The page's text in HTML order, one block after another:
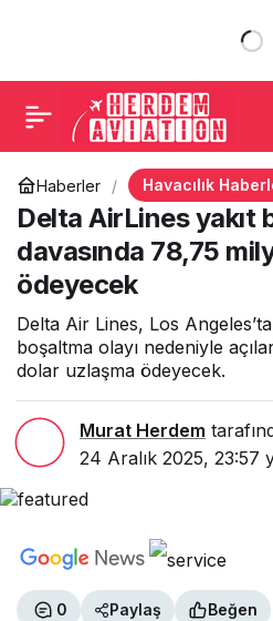
Haberler Havacılık
Delta AirLines yakıt
davasında 78,75
ödeyecek
Delta Air Lines, Los
boşaltma olayı nedeniyle
dolar uzlaşma ödeyecek.
Murat Herdem
24 Aralık 2025, 23:57
0 Paylaş Beğen
boşaltma davasında
78,75 milyon dolar
ödeyecek